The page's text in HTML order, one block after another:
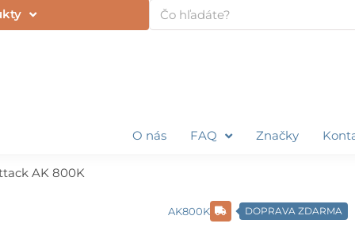
Vyhľadať
O nás FAQ Značky
AK 800K
AK800K DOPRAVA ZDARMA